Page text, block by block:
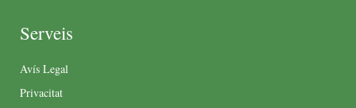
Serveis
Avís Legal
Privacitat